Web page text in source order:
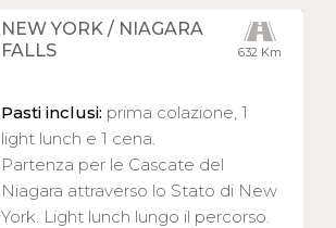
632 Km
NEW YORK / NIAGARA
FALLS
Pasti inclusi: prima colazione, 1
light lunch e 1 cena.
Partenza per le Cascate del
Niagara attraverso lo Stato di New
York. Light lunch lungo il percorso.